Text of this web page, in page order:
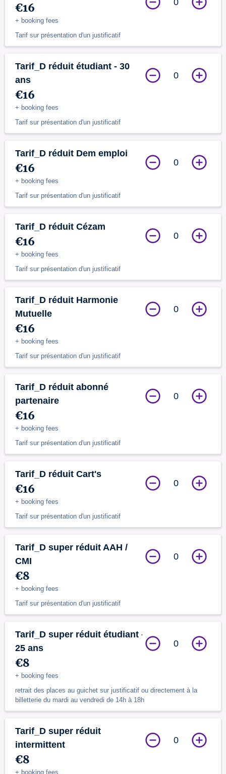
€16
+ booking fees
Tarif sur présentation d'un justificatif
Tarif_D réduit étudiant - 30
ans
€16
+ booking fees
Tarif sur présentation d'un justificatif
0
Tarif_D réduit Dem emploi
€16
+ booking fees
Tarif sur présentation d'un justificatif
0
Tarif_D réduit Cézam
€16
+ booking fees
Tarif sur présentation d'un justificatif
0
Tarif_D réduit Harmonie
Mutuelle
€16
+ booking fees
Tarif sur présentation d'un justificatif
0
Tarif_D réduit abonné
partenaire
€16
+ booking fees
Tarif sur présentation d'un justificatif
0
Tarif_D réduit Cart's
€16
+ booking fees
Tarif sur présentation d'un justificatif
0
Tarif_D super réduit AAH /
CMI
€8
+ booking fees
Tarif sur présentation d'un justificatif
0
Tarif_D super réduit étudiant -
25 ans
€8
+ booking fees
retrait des places au guichet sur justificatif ou directement à la
billetterie du mardi au vendredi de 14h à 18h
0
Tarif_D super réduit
intermittent
€8
+ booking fees
0